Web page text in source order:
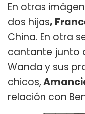
En otras
dos hijas,
China. En otra
cantante junto
Wanda y sus
chicos,
relación con